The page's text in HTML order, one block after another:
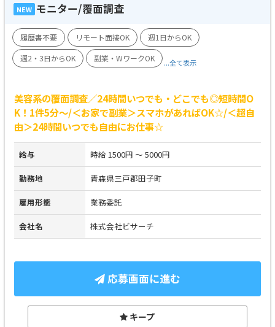
NEW モニター/覆面調査
履歴書不要 リモート面接OK
週1日からOK
週2・3日からOK
副業・WワークOK ...全て表示
美容系の覆面調査／24時間いつでも・どこでも◎短時間O
K！1件5分～/＜お家で副業＞スマホがあればOK☆/＜超自
由＞24時間いつでも自由にお仕事☆
給与 時給 1500円 ～ 5000円
勤務地 青森県三戸郡田子町
雇用形態 業務委託
会社名 株式会社ビサーチ
応募画面に進む
キープ